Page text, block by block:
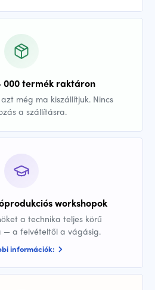
000 termék raktáron
még ma kiszállítjuk. Nincs
a szállításra.
workshopok
a technika teljes körű
— a felvételtől a vágásig.
információk: